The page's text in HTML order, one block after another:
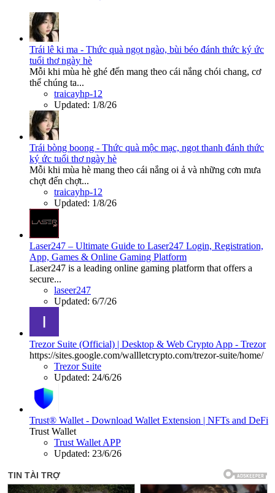
Trái lê ki ma - Thức quà ngọt ngào, bùi béo đánh thức ký ức
tuổi thơ ngày hè
Mỗi khi mùa hè ghé đến mang theo cái nắng chói chang, cơ
thể chúng ta...
traicayhp-12
Updated: 1/8/26
Trái bòng boong - Thức quà mộc mạc, ngọt thanh đánh thức
ký ức tuổi thơ ngày hè
Mỗi khi mùa hè mang theo cái nắng oi ả và những cơn mưa
chợt đến chợt...
traicayhp-12
Updated: 1/8/26
Laser247 – Ultimate Guide to Laser247 Login, Registration,
App, Games & Online Gaming Platform
Laser247 is a leading online gaming platform that offers a
secure...
laseer247
Updated: 6/7/26
Trezor Suite (Official) | Desktop & Web Crypto App - Trezor
https://sites.google.com/wallletcrypto.com/trezor-suite/home/
Trezor Suite
Updated: 24/6/26
Trust® Wallet - Download Wallet Extension | NFTs and DeFi
Trust Wallet
Trust Wallet APP
Updated: 23/6/26